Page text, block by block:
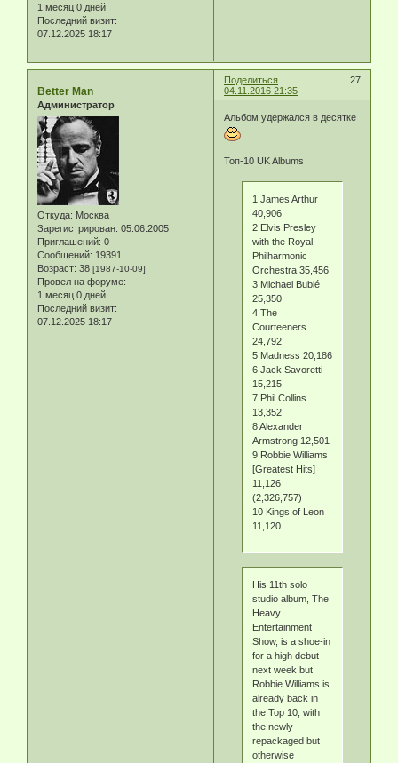
1 месяц 0 дней
Последний визит:
07.12.2025 18:17
Поделиться
27
04.11.2016 21:35
Better Man
Администратор
Откуда: Москва
Зарегистрирован: 05.06.2005
Приглашений: 0
Сообщений: 19391
Возраст: 38 [1987-10-09]
Провел на форуме:
1 месяц 0 дней
Последний визит:
07.12.2025 18:17
Альбом удержался в десятке
Топ-10 UK Albums
1 James Arthur
40,906
2 Elvis Presley
with the Royal
Philharmonic
Orchestra 35,456
3 Michael Bublé
25,350
4 The
Courteeners
24,792
5 Madness 20,186
6 Jack Savoretti
15,215
7 Phil Collins
13,352
8 Alexander
Armstrong 12,501
9 Robbie Williams
[Greatest Hits]
11,126
(2,326,757)
10 Kings of Leon
11,120
His 11th solo
studio album, The
Heavy
Entertainment
Show, is a shoe-in
for a high debut
next week but
Robbie Williams is
already back in
the Top 10, with
the newly
repackaged but
otherwise